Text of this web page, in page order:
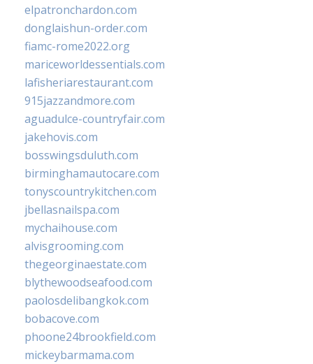
elpatronchardon.com
donglaishun-order.com
fiamc-rome2022.org
mariceworldessentials.com
lafisheriarestaurant.com
915jazzandmore.com
aguadulce-countryfair.com
jakehovis.com
bosswingsduluth.com
birminghamautocare.com
tonyscountrykitchen.com
jbellasnailspa.com
mychaihouse.com
alvisgrooming.com
thegeorginaestate.com
blythewoodseafood.com
paolosdelibangkok.com
bobacove.com
phoone24brookfield.com
mickeybarmama.com